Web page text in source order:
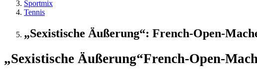
Sportmix
Tennis
„Sexistische Äußerung“: French-Open-
„Sexistische Äußerung“French-Open-